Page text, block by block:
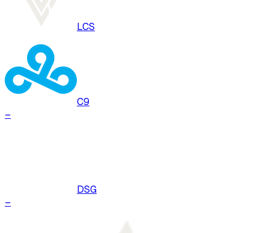
LCS
C9
–
DSG
–